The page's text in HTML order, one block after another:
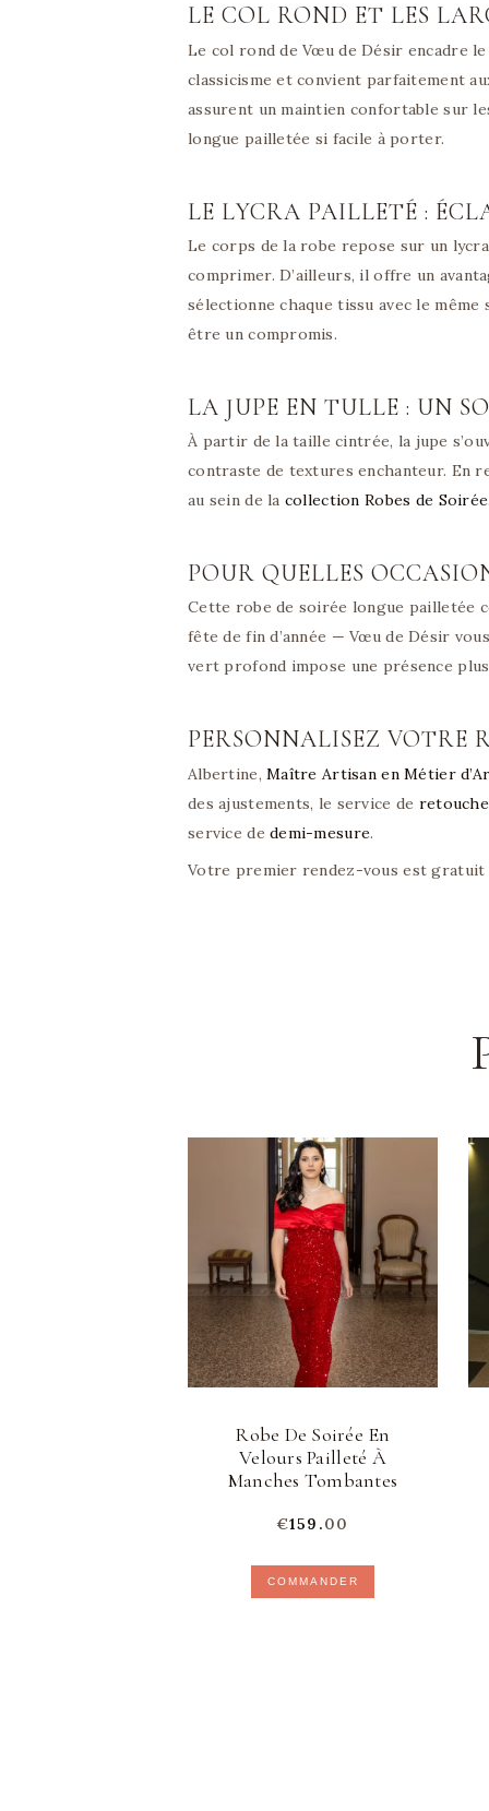
LE COL ROND ET LES
Le col rond de Vœu de Désir encadre
classicisme et convient parfaitement
assurent un maintien confortable sur
longue pailletée si facile à porter.
LE LYCRA PAILLETÉ :
Le corps de la robe repose sur un
comprimer. D’ailleurs, il offre un
sélectionne chaque tissu avec le
être un compromis.
LA JUPE EN TULLE : UN
À partir de la taille cintrée, la jupe
contraste de textures enchanteur. En
au sein de la collection Robes de Soirée
POUR QUELLES
Cette robe de soirée longue pailletée
fête de fin d’année — Vœu de Désir
vert profond impose une présence
PERSONNALISEZ VOTRE
Albertine, Maître Artisan en Métier
des ajustements, le service de
service dedemi-mesure.
Votre premier rendez-vous est gratuit
Robe De Soirée En
Velours Pailleté À
Manches Tombantes
€159.00
COMMANDER